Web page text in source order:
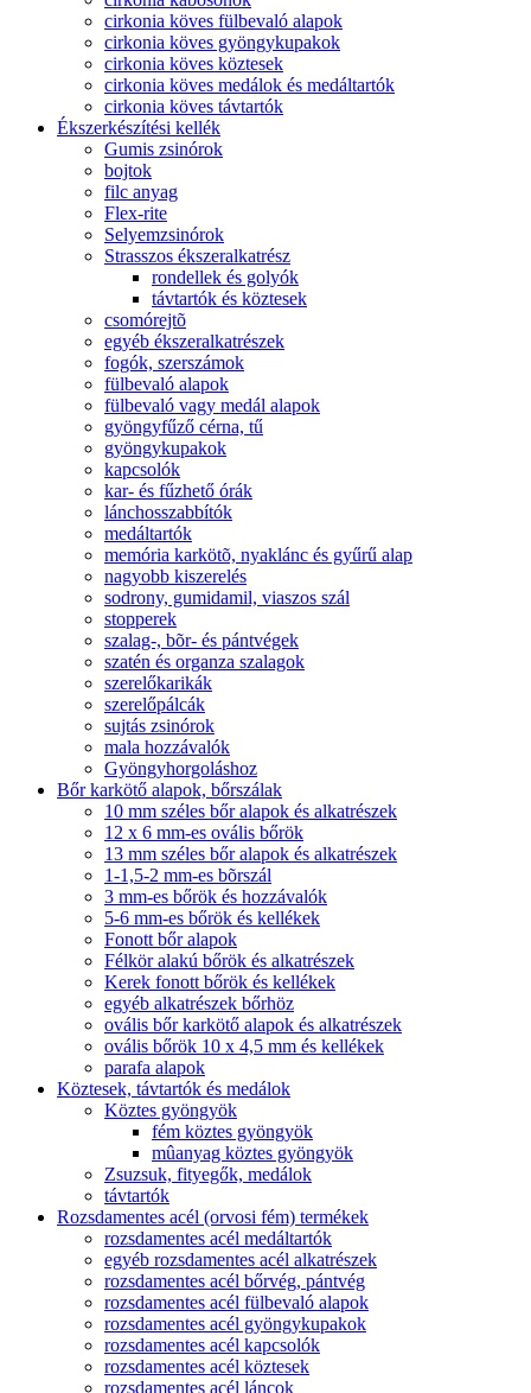
cirkonia köves fülbevaló alapok
cirkonia köves gyöngykupakok
cirkonia köves köztesek
cirkonia köves medálok és medáltartók
cirkonia köves távtartók
Ékszerkészítési kellék
Gumis zsinórok
bojtok
filc anyag
Flex-rite
Selyemzsinórok
Strasszos ékszeralkatrész
rondellek és golyók
távtartók és köztesek
csomórejtõ
egyéb ékszeralkatrészek
fogók, szerszámok
fülbevaló alapok
fülbevaló vagy medál alapok
gyöngyfűző cérna, tű
gyöngykupakok
kapcsolók
kar- és fűzhető órák
lánchosszabbítók
medáltartók
memória karkötõ, nyaklánc és gyűrű alap
nagyobb kiszerelés
sodrony, gumidamil, viaszos szál
stopperek
szalag-, bõr- és pántvégek
szatén és organza szalagok
szerelőkarikák
szerelőpálcák
sujtás zsinórok
mala hozzávalók
Gyöngyhorgoláshoz
Bőr karkötő alapok, bőrszálak
10 mm széles bőr alapok és alkatrészek
12 x 6 mm-es ovális bőrök
13 mm széles bőr alapok és alkatrészek
1-1,5-2 mm-es bõrszál
3 mm-es bőrök és hozzávalók
5-6 mm-es bőrök és kellékek
Fonott bőr alapok
Félkör alakú bőrök és alkatrészek
Kerek fonott bőrök és kellékek
egyéb alkatrészek bőrhöz
ovális bőr karkötő alapok és alkatrészek
ovális bőrök 10 x 4,5 mm és kellékek
parafa alapok
Köztesek, távtartók és medálok
Köztes gyöngyök
fém köztes gyöngyök
mûanyag köztes gyöngyök
Zsuzsuk, fityegők, medálok
távtartók
Rozsdamentes acél (orvosi fém) termékek
rozsdamentes acél medáltartók
egyéb rozsdamentes acél alkatrészek
rozsdamentes acél bőrvég, pántvég
rozsdamentes acél fülbevaló alapok
rozsdamentes acél gyöngykupakok
rozsdamentes acél kapcsolók
rozsdamentes acél köztesek
rozsdamentes acél láncok